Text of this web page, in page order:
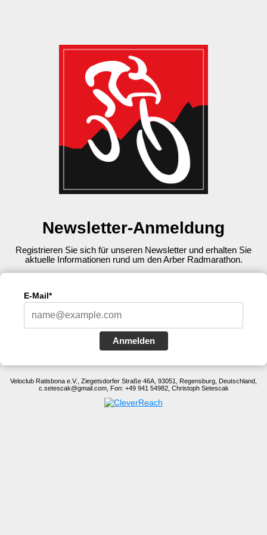
Newsletter-Anmeldung
Registrieren Sie sich für unseren Newsletter und erhalten Sie
aktuelle Informationen rund um den Arber Radmarathon.
E-Mail*
Anmelden
Veloclub Ratisbona e.V., Ziegetsdorfer Straße 46A, 93051, Regensburg, Deutschland,
c.setescak@gmail.com, Fon: +49 941 54982, Christoph Setescak